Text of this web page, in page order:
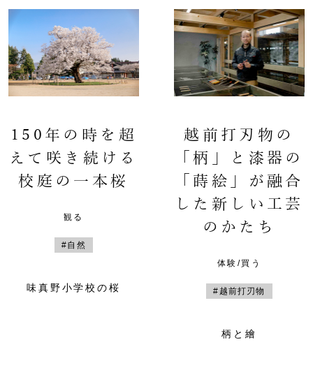
150年の時を超
えて咲き続ける
校庭の一本桜
観る
#自然
味真野小学校の桜
越前打刃物の
「柄」と漆器の
「蒔絵」が融合
した新しい工芸
のかたち
体験/買う
#越前打刃物
柄と繪